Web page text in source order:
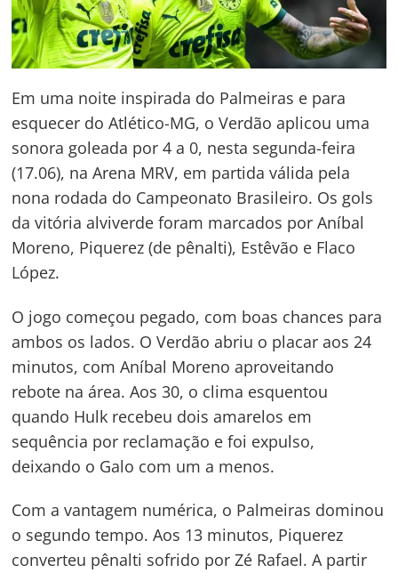
Em uma noite inspirada do Palmeiras e para
esquecer do Atlético-MG, o Verdão aplicou uma
sonora goleada por 4 a 0, nesta segunda-feira
(17.06), na Arena MRV, em partida válida pela
nona rodada do Campeonato Brasileiro. Os gols
da vitória alviverde foram marcados por Aníbal
Moreno, Piquerez (de pênalti), Estêvão e Flaco
López.
O jogo começou pegado, com boas chances para
ambos os lados. O Verdão abriu o placar aos 24
minutos, com Aníbal Moreno aproveitando
rebote na área. Aos 30, o clima esquentou
quando Hulk recebeu dois amarelos em
sequência por reclamação e foi expulso,
deixando o Galo com um a menos.
Com a vantagem numérica, o Palmeiras dominou
o segundo tempo. Aos 13 minutos, Piquerez
converteu pênalti sofrido por Zé Rafael. A partir